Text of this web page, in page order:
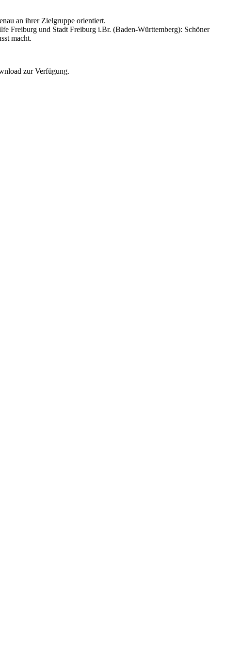
an ihrer Zielgruppe orientiert.
Freiburg und Stadt Freiburg i.Br. (Baden-Württemberg): Schöner
macht.
zur Verfügung.